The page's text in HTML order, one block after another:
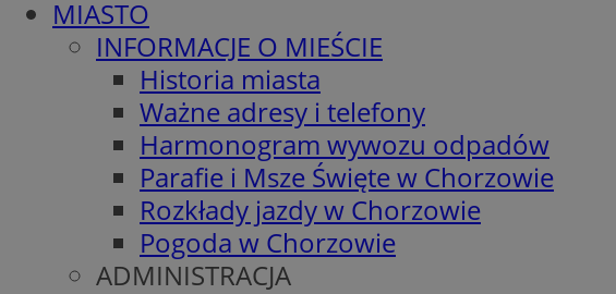
MIASTO
INFORMACJE O MIEŚCIE
Historia miasta
Ważne adresy i telefony
Harmonogram wywozu odpadów
Parafie i Msze Święte w Chorzowie
Rozkłady jazdy w Chorzowie
Pogoda w Chorzowie
ADMINISTRACJA